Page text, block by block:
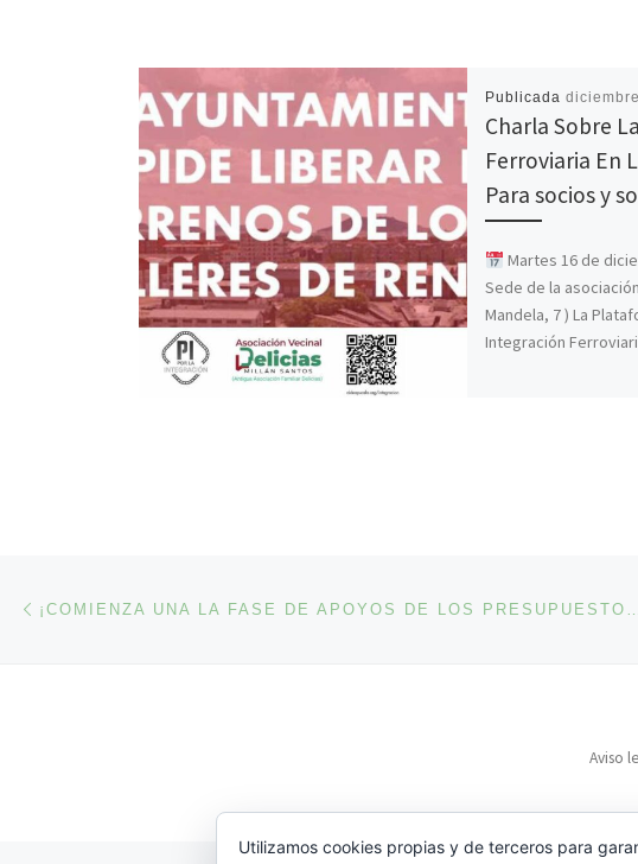
Publicada
Charla Sobre
Ferroviaria En
Para socios y
Martes 16 de
Sede de la
Mandela, 7 ) La
Integración
Navegación de entradas
Aviso
Utilizamos cookies propias y de terceros para